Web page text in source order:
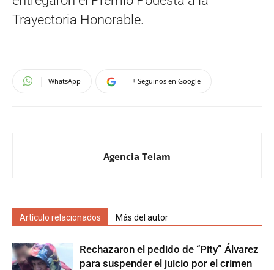
Trayectoria Honorable.
WhatsApp + Seguinos en Google
Agencia Telam
Artículo relacionados Más del autor
Rechazaron el pedido de “Pity” Álvarez
para suspender el juicio por el crimen